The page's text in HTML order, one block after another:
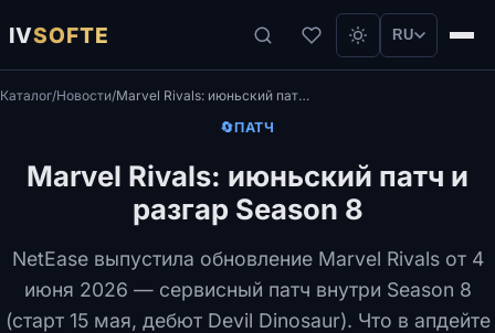
IVSOFTE RU
Каталог/Новости/
Marvel Rivals: июньский патч и разгар Season 8
🔄ПАТЧ
Marvel Rivals: июньский патч и
разгар Season 8
NetEase выпустила обновление Marvel Rivals от 4
июня 2026 — сервисный патч внутри Season 8
(старт 15 мая, дебют Devil Dinosaur). Что в апдейте